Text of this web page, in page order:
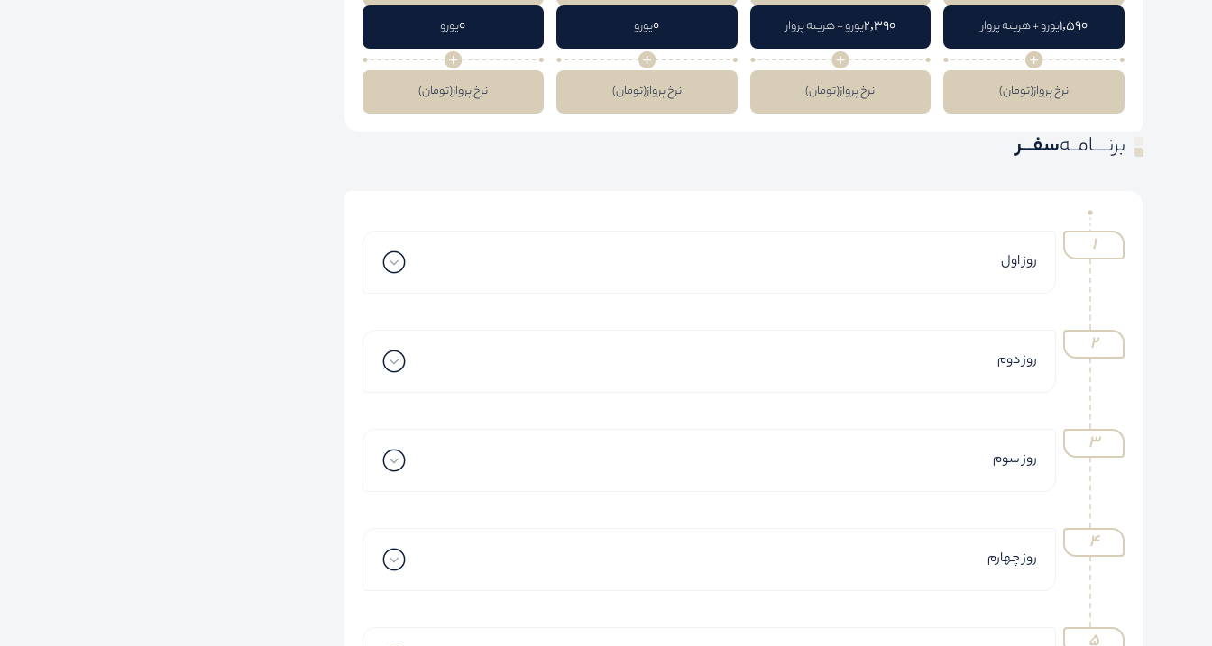
1,590یورو + هزینه پرواز
نرخ پرواز(تومان)
2,390یورو + هزینه پرواز
نرخ پرواز(تومان)
0یورو
نرخ پرواز(تومان)
0یورو
نرخ پرواز(تومان)
برنــــامــهسفـــر
روز اول
روز دوم
روز سوم
روز چهارم